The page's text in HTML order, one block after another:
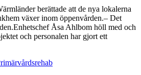
berättade att de nya lokalerna
växer inom öppenvården.– Det
Åsa Ahlbom höll med och
och personalen har gjort ett